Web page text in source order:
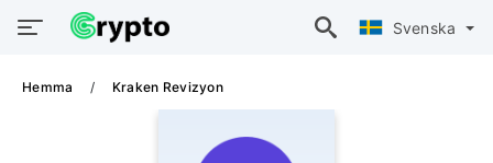
Svenska
Hemma Kraken Revizyon